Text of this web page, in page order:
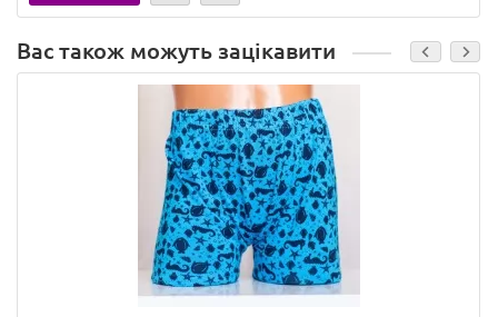
Вас також можуть зацікавити